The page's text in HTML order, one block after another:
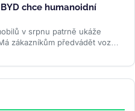
chce humanoidní
v srpnu patrně ukáže
zákazníkům předvádět vozy,